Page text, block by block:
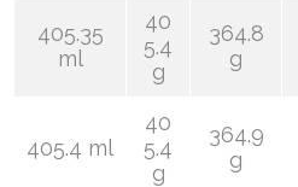
405.35
ml
40
5.4
g
364.8
g
405.4 ml
40
5.4
g
364.9
g